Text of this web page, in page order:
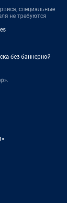
специальные
не требуются
без баннерной